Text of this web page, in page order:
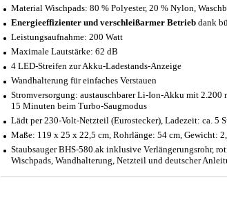
Material Wischpads: 80 % Polyester, 20 % Nylon,
Energieeffizienter und verschleißarmer Betrieb dank
Leistungsaufnahme: 200 Watt
Maximale Lautstärke: 62 dB
4 LED-Streifen zur Akku-Ladestands-Anzeige
Wandhalterung für einfaches Verstauen
Stromversorgung: austauschbarer Li-Ion-Akku mit
15 Minuten beim Turbo-Saugmodus
Lädt per 230-Volt-Netzteil (Eurostecker), Ladezeit: ca. 5
Maße: 119 x 25 x 22,5 cm, Rohrlänge: 54 cm, Gewicht:
Staubsauger BHS-580.ak inklusive Verlängerungsrohr,
Wischpads, Wandhalterung, Netzteil und deutscher